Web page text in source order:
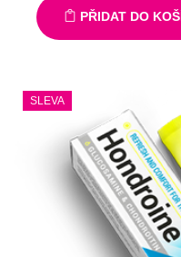
PŘIDAT DO
SLEVA